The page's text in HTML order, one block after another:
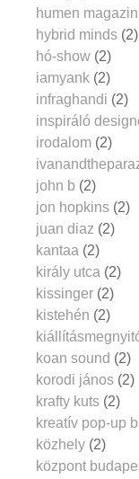
humen magazin
hybrid minds (2)
hó-show (2)
iamyank (2)
infraghandi (2)
inspiráló
irodalom (2)
john b (2)
jon hopkins (2)
juan diaz (2)
kantaa (2)
király utca (2)
kissinger (2)
kistehén (2)
koan sound (2)
korodi jános (2)
krafty kuts (2)
kreatív pop-up
közhely (2)
központ